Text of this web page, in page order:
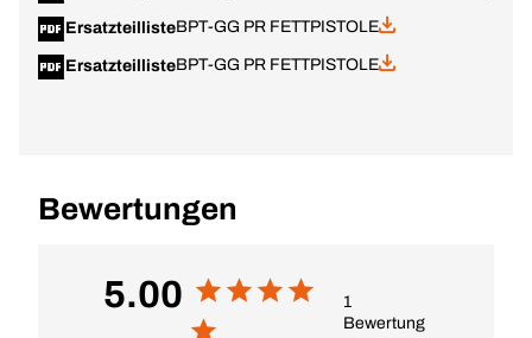
ErsatzteillisteBPT-GG PR FETTPISTOLE
ErsatzteillisteBPT-GG PR FETTPISTOLE
Bewertungen
5.00
1
Bewertung